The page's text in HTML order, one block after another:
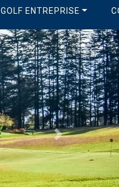
GOLF ENTREPRISE
Suivant